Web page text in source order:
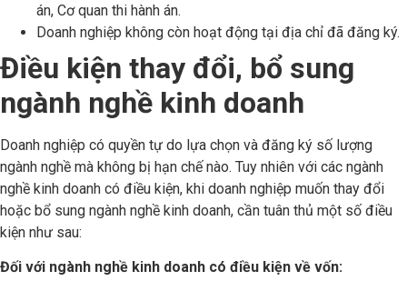
án, Cơ quan thi hành án.
Doanh nghiệp không còn hoạt động tại địa chỉ đã đăng ký.
Điều kiện thay đổi, bổ sung
ngành nghề kinh doanh
Doanh nghiệp có quyền tự do lựa chọn và đăng ký số lượng
ngành nghề mà không bị hạn chế nào. Tuy nhiên với các ngành
nghề kinh doanh có điều kiện, khi doanh nghiệp muốn thay đổi
hoặc bổ sung ngành nghề kinh doanh, cần tuân thủ một số điều
kiện như sau:
Đối với ngành nghề kinh doanh có điều kiện về vốn: